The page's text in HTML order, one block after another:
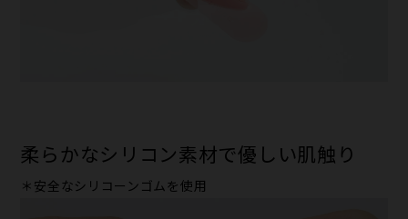
柔らかな​シリコン素材で​優しい​肌触り
＊​安全な​シリコーンゴムを​使用